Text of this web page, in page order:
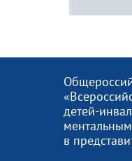
детей-
в